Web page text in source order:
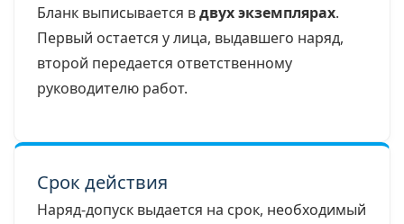
Бланк выписывается вдвух экземплярах.
Первый остается у лица, выдавшего наряд,
второй передается ответственному
руководителю работ.
Срок действия
Наряд-допуск выдается на срок, необходимый